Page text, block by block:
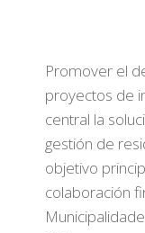
Promover el
proyectos de
central la
gestión de
objetivo
colaboración